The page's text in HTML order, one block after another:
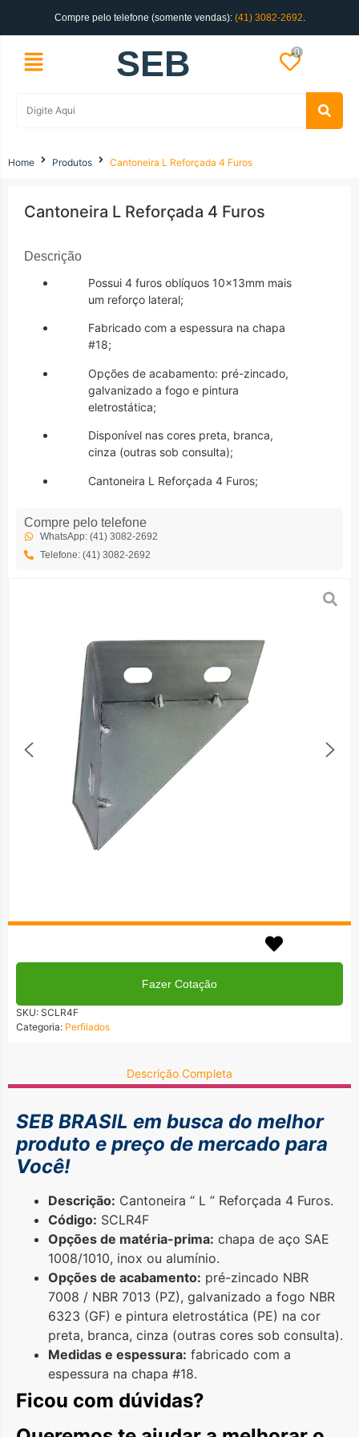
Compre pelo telefone (somente vendas): (41) 3082-2692.
SEB 0
Home Produtos Cantoneira L Reforçada 4 Furos
Cantoneira L Reforçada 4 Furos
Descrição
Possui 4 furos oblíquos 10x13mm mais
um reforço lateral;
Fabricado com a espessura na chapa
#18;
Opções de acabamento: pré-zincado,
galvanizado a fogo e pintura
eletrostática;
Disponível nas cores preta, branca,
cinza (outras sob consulta);
Cantoneira L Reforçada 4 Furos;
Compre pelo telefone
WhatsApp: (41) 3082-2692
Telefone: (41) 3082-2692
Fazer Cotação
SKU: SCLR4F
Categoria: Perfilados
Descrição Completa
SEB BRASIL em busca do melhor
produto e preço de mercado para
Você!
Descrição: Cantoneira “ L ” Reforçada 4 Furos.
Código: SCLR4F
Opções de matéria-prima: chapa de aço SAE
1008/1010, inox ou alumínio.
Opções de acabamento: pré-zincado NBR
7008 / NBR 7013 (PZ), galvanizado a fogo NBR
6323 (GF) e pintura eletrostática (PE) na cor
preta, branca, cinza (outras cores sob consulta).
Medidas e espessura: fabricado com a
espessura na chapa #18.
Ficou com dúvidas?